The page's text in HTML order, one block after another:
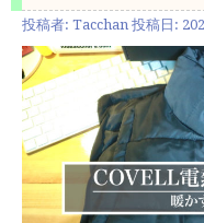
投稿者: Tacchan 投稿日: